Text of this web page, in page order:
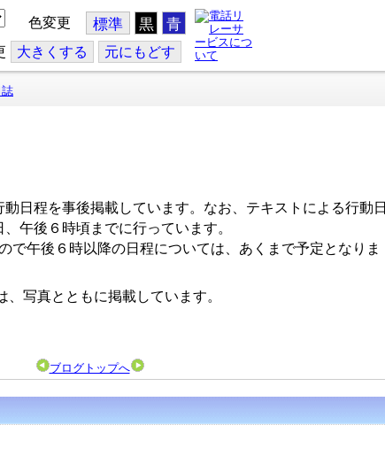
色変更 標準 黒 青
大きくする 元にもどす
日程を事後掲載しています。なお、テキストによる行動日
午後６時頃までに行っています。
で午後６時以降の日程については、あくまで予定となりま
写真とともに掲載しています。
ブログトップへ